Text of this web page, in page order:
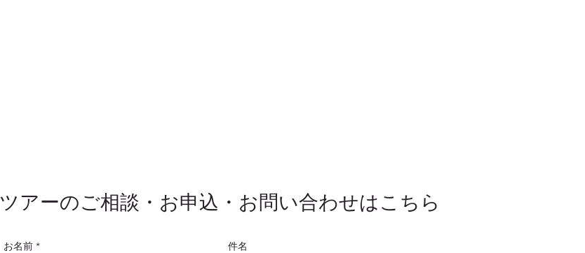
ツアーのご相談・お申込・お問い合わせはこちら
お名前 件名